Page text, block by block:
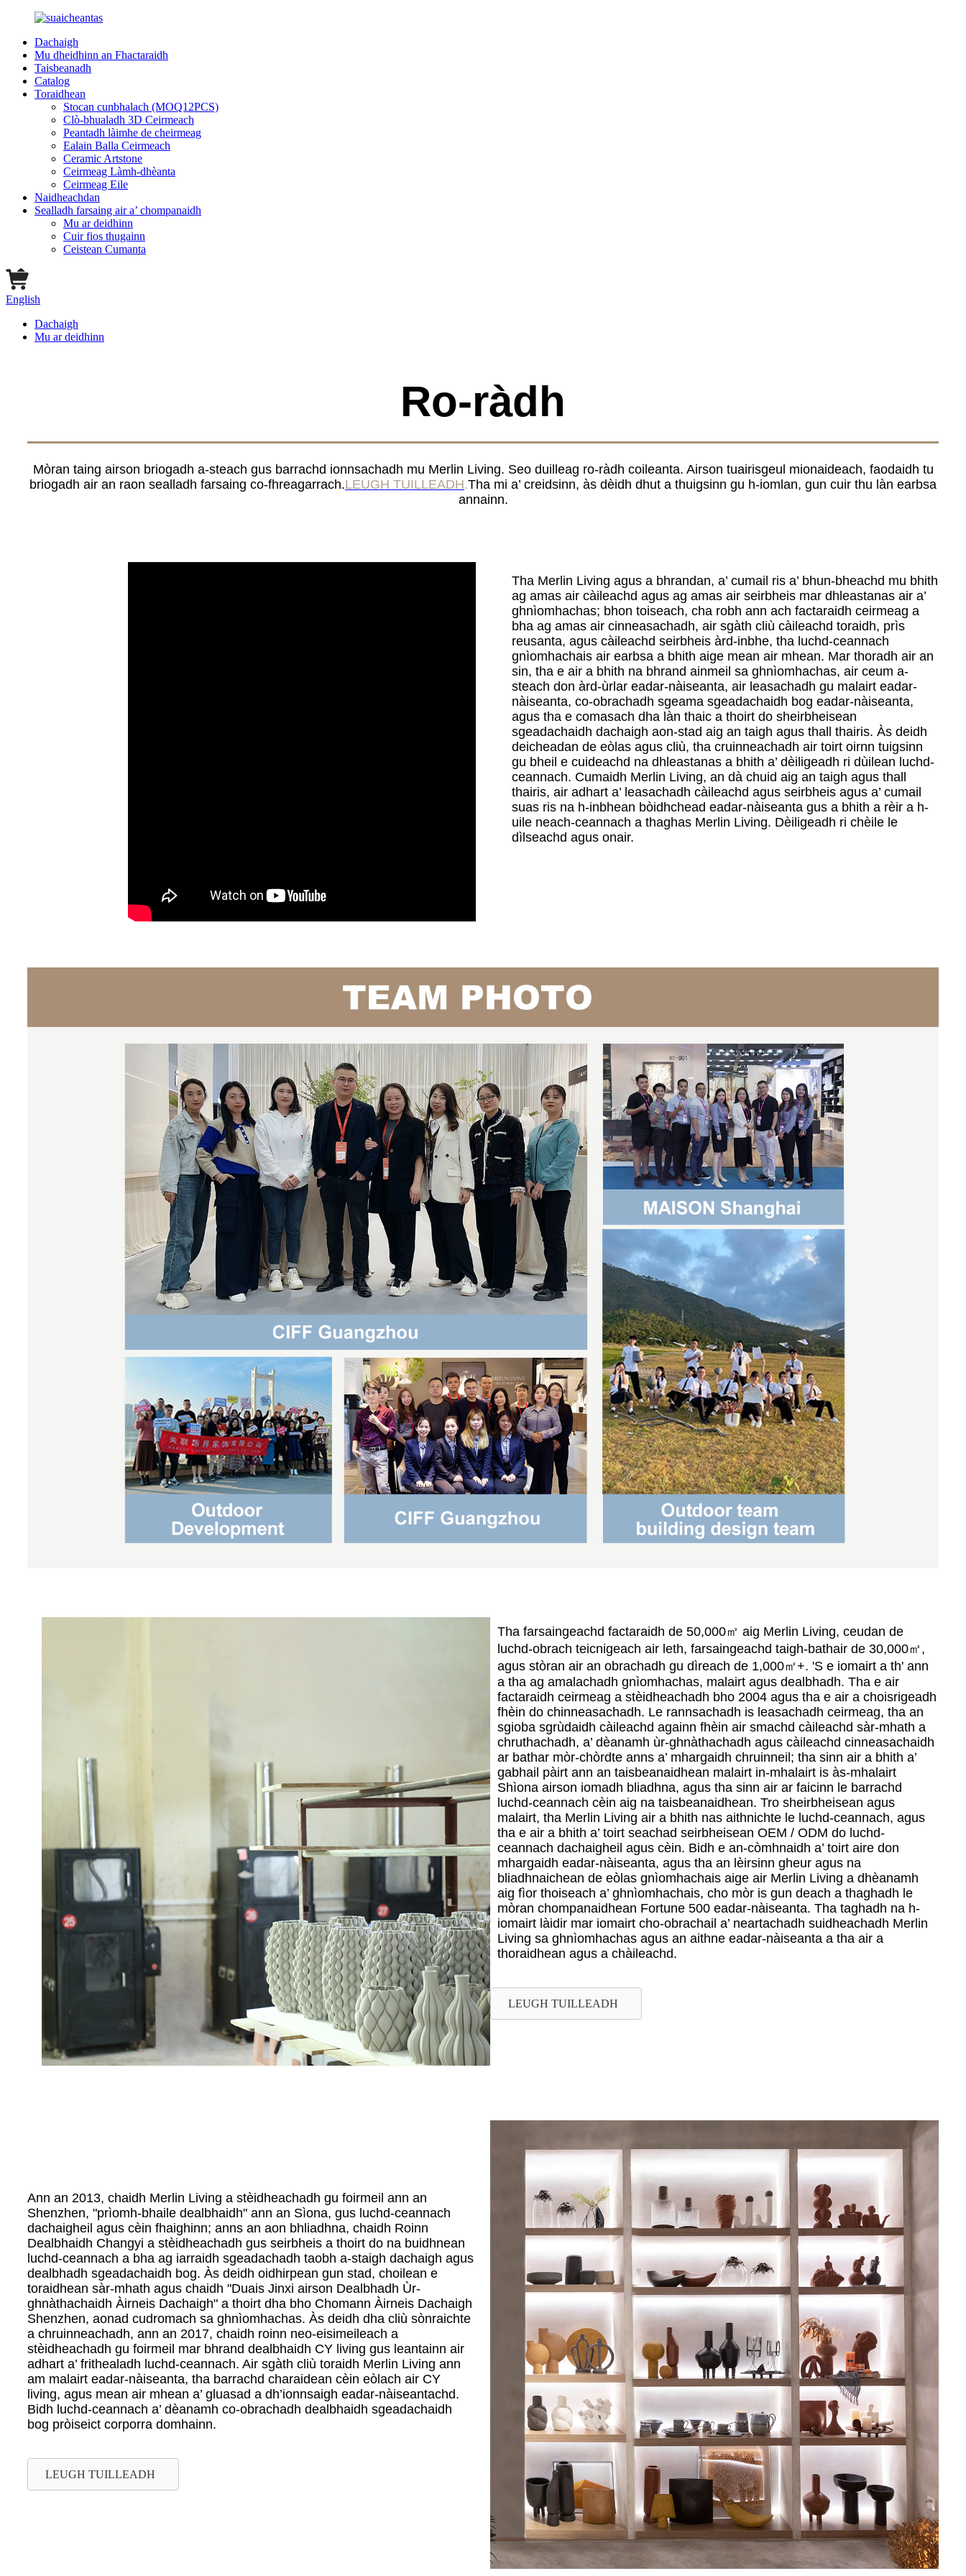
Dachaigh
Mu dheidhinn an Fhactaraidh
Taisbeanadh
Catalog
Toraidhean
Stocan cunbhalach (MOQ12PCS)
Clò-bhualadh 3D Ceirmeach
Peantadh làimhe de cheirmeag
Ealain Balla Ceirmeach
Ceramic Artstone
Ceirmeag Làmh-dhèanta
Ceirmeag Eile
Naidheachdan
Sealladh farsaing air a’ chompanaidh
Mu ar deidhinn
Cuir fios thugainn
Ceistean Cumanta
English
Dachaigh
Mu ar deidhinn
Ro-ràdh
Mòran taing airson briogadh a-steach gus barrachd ionnsachadh mu Merlin Living. Seo duilleag ro-ràdh coileanta. Airson tuairisgeul mionaideach, faodaidh tu
briogadh air an raon sealladh farsaing co-fhreagarrach.LEUGH TUILLEADH.Tha mi a’ creidsinn, às dèidh dhut a thuigsinn gu h-iomlan, gun cuir thu làn earbsa
annainn.
Tha Merlin Living agus a bhrandan, a’ cumail ris a’ bhun-bheachd mu bhith
ag amas air càileachd agus ag amas air seirbheis mar dhleastanas air a’
ghnìomhachas; bhon toiseach, cha robh ann ach factaraidh ceirmeag a
bha ag amas air cinneasachadh, air sgàth cliù càileachd toraidh, prìs
reusanta, agus càileachd seirbheis àrd-inbhe, tha luchd-ceannach
gnìomhachais air earbsa a bhith aige mean air mhean. Mar thoradh air an
sin, tha e air a bhith na bhrand ainmeil sa ghnìomhachas, air ceum a-
steach don àrd-ùrlar eadar-nàiseanta, air leasachadh gu malairt eadar-
nàiseanta, co-obrachadh sgeama sgeadachaidh bog eadar-nàiseanta,
agus tha e comasach dha làn thaic a thoirt do sheirbheisean
sgeadachaidh dachaigh aon-stad aig an taigh agus thall thairis. Às deidh
deicheadan de eòlas agus cliù, tha cruinneachadh air toirt oirnn tuigsinn
gu bheil e cuideachd na dhleastanas a bhith a’ dèiligeadh ri dùilean luchd-
ceannach. Cumaidh Merlin Living, an dà chuid aig an taigh agus thall
thairis, air adhart a’ leasachadh càileachd agus seirbheis agus a’ cumail
suas ris na h-inbhean bòidhchead eadar-nàiseanta gus a bhith a rèir a h-
uile neach-ceannach a thaghas Merlin Living. Dèiligeadh ri chèile le
dìlseachd agus onair.
Tha farsaingeachd factaraidh de 50,000㎡ aig Merlin Living, ceudan de
luchd-obrach teicnigeach air leth, farsaingeachd taigh-bathair de 30,000㎡,
agus stòran air an obrachadh gu dìreach de 1,000㎡+. 'S e iomairt a th' ann
a tha ag amalachadh gnìomhachas, malairt agus dealbhadh. Tha e air
factaraidh ceirmeag a stèidheachadh bho 2004 agus tha e air a choisrigeadh
fhèin do chinneasachadh. Le rannsachadh is leasachadh ceirmeag, tha an
sgioba sgrùdaidh càileachd againn fhèin air smachd càileachd sàr-mhath a
chruthachadh, a’ dèanamh ùr-ghnàthachadh agus càileachd cinneasachaidh
ar bathar mòr-chòrdte anns a’ mhargaidh chruinneil; tha sinn air a bhith a’
gabhail pàirt ann an taisbeanaidhean malairt in-mhalairt is às-mhalairt
Shìona airson iomadh bliadhna, agus tha sinn air ar faicinn le barrachd
luchd-ceannach cèin aig na taisbeanaidhean. Tro sheirbheisean agus
malairt, tha Merlin Living air a bhith nas aithnichte le luchd-ceannach, agus
tha e air a bhith a’ toirt seachad seirbheisean OEM / ODM do luchd-
ceannach dachaigheil agus cèin. Bidh e an-còmhnaidh a’ toirt aire don
mhargaidh eadar-nàiseanta, agus tha an lèirsinn gheur agus na
bliadhnaichean de eòlas gnìomhachais aige air Merlin Living a dhèanamh
aig fìor thoiseach a’ ghnìomhachais, cho mòr is gun deach a thaghadh le
mòran chompanaidhean Fortune 500 eadar-nàiseanta. Tha taghadh na h-
iomairt làidir mar iomairt cho-obrachail a’ neartachadh suidheachadh Merlin
Living sa ghnìomhachas agus an aithne eadar-nàiseanta a tha air a
thoraidhean agus a chàileachd.
LEUGH TUILLEADH
Ann an 2013, chaidh Merlin Living a stèidheachadh gu foirmeil ann an
Shenzhen, "prìomh-bhaile dealbhaidh" ann an Sìona, gus luchd-ceannach
dachaigheil agus cèin fhaighinn; anns an aon bhliadhna, chaidh Roinn
Dealbhaidh Changyi a stèidheachadh gus seirbheis a thoirt do na buidhnean
luchd-ceannach a bha ag iarraidh sgeadachadh taobh a-staigh dachaigh agus
dealbhadh sgeadachaidh bog. Às deidh oidhirpean gun stad, choilean e
toraidhean sàr-mhath agus chaidh "Duais Jinxi airson Dealbhadh Ùr-
ghnàthachaidh Àirneis Dachaigh" a thoirt dha bho Chomann Àirneis Dachaigh
Shenzhen, aonad cudromach sa ghnìomhachas. Às deidh dha cliù sònraichte
a chruinneachadh, ann an 2017, chaidh roinn neo-eisimeileach a
stèidheachadh gu foirmeil mar bhrand dealbhaidh CY living gus leantainn air
adhart a’ frithealadh luchd-ceannach. Air sgàth cliù toraidh Merlin Living ann
am malairt eadar-nàiseanta, tha barrachd charaidean cèin eòlach air CY
living, agus mean air mhean a’ gluasad a dh’ionnsaigh eadar-nàiseantachd.
Bidh luchd-ceannach a’ dèanamh co-obrachadh dealbhaidh sgeadachaidh
bog pròiseict corporra domhainn.
LEUGH TUILLEADH